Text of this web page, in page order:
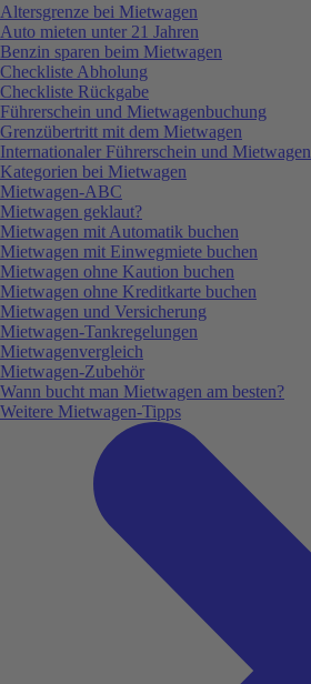
Altersgrenze bei Mietwagen
Auto mieten unter 21 Jahren
Benzin sparen beim Mietwagen
Checkliste Abholung
Checkliste Rückgabe
Führerschein und Mietwagenbuchung
Grenzübertritt mit dem Mietwagen
Internationaler Führerschein und Mietwagen
Kategorien bei Mietwagen
Mietwagen-ABC
Mietwagen geklaut?
Mietwagen mit Automatik buchen
Mietwagen mit Einwegmiete buchen
Mietwagen ohne Kaution buchen
Mietwagen ohne Kreditkarte buchen
Mietwagen und Versicherung
Mietwagen-Tankregelungen
Mietwagenvergleich
Mietwagen-Zubehör
Wann bucht man Mietwagen am besten?
Weitere Mietwagen-Tipps